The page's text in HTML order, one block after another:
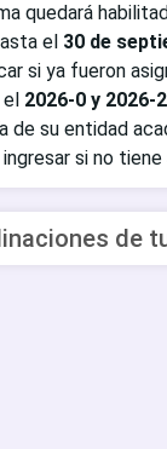
quedará
el 30 de
si ya fueron
el 2026-0 y 2026-2
de su entidad
ingresar si no
de